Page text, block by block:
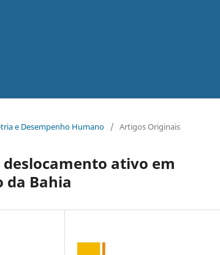
e Desempenho Humano / Artigos Originais
ativo em
da Bahia